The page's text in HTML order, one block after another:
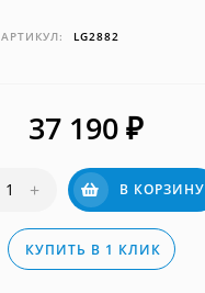
АРТИКУЛ: LG2882
37 190 ₽
+ В КОРЗИНУ
КУПИТЬ В 1 КЛИК